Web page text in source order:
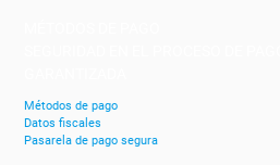
Métodos de pago
Datos fiscales
Pasarela de pago segura